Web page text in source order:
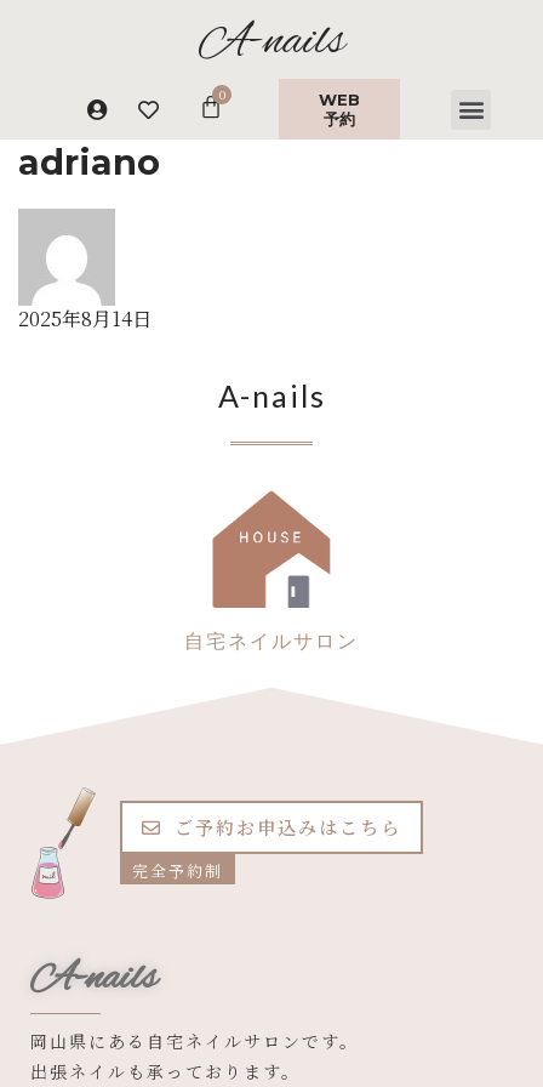
A-nails
WEB
予約
adriano
2025年8月14日
A-nails
自宅ネイルサロン
ご予約お申込みはこちら
完全予約制
A-nails
岡山県にある自宅ネイルサロンです。
出張ネイルも承っております。